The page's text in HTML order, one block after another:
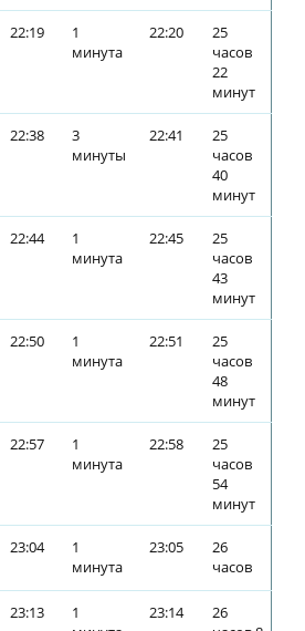
22:19
1
минута
22:20
25
часов
22
минут
22:38
3
минуты
22:41
25
часов
40
минут
22:44
1
минута
22:45
25
часов
43
минут
22:50
1
минута
22:51
25
часов
48
минут
22:57
1
минута
22:58
25
часов
54
минут
23:04
1
минута
23:05
26
часов
23:13
1
23:14
26